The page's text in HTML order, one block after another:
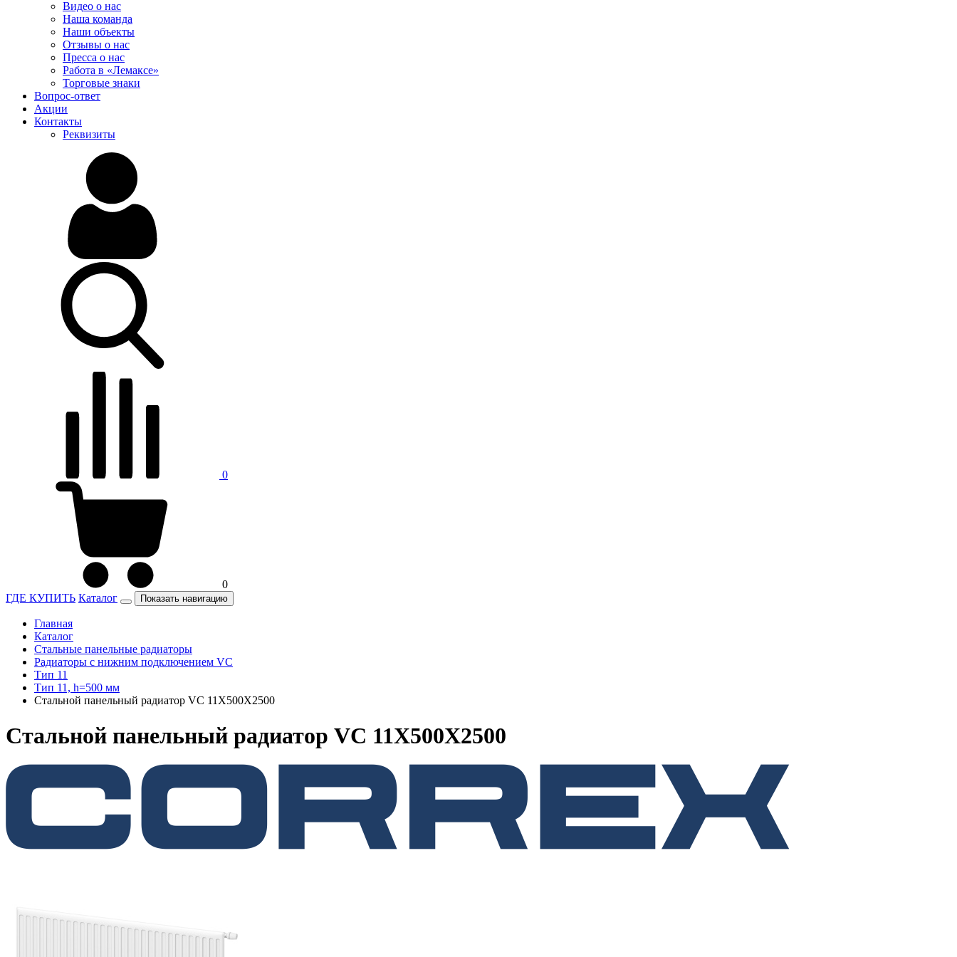
Видео о нас
Наша команда
Наши объекты
Отзывы о нас
Пресса о нас
Работа в «Лемаксе»
Торговые знаки
Вопрос-ответ
Акции
Контакты
Реквизиты
0
0
ГДЕ КУПИТЬ Каталог Показать навигацию
Главная
Каталог
Стальные панельные радиаторы
Радиаторы c нижним подключением VC
Тип 11
Тип 11, h=500 мм
Стальной панельный радиатор VC 11Х500Х2500
Стальной панельный радиатор VC 11Х500Х2500